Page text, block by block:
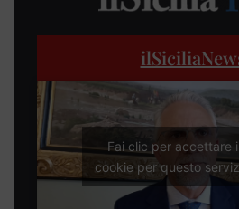
Fai clic per accettare i
cookie per questo